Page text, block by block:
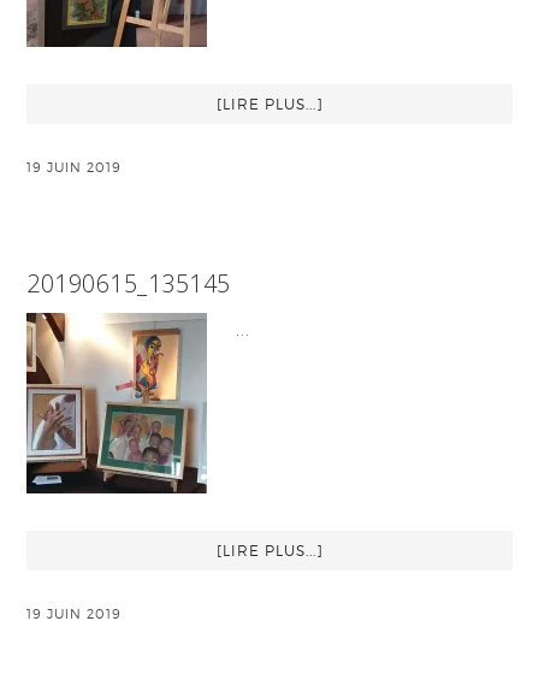
[LIRE PLUS...]
19 JUIN 2019
20190615_135145
…
[LIRE PLUS...]
19 JUIN 2019